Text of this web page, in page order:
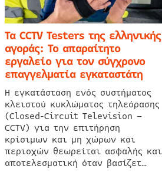
Τα CCTV Testers της ελληνικής
αγοράς: Το απαραίτητο
εργαλείο για τον σύγχρονο
επαγγελματία εγκαταστάτη
Η εγκατάσταση ενός συστήματος
κλειστού κυκλώματος τηλεόρασης
(Closed-Circuit Television –
CCTV) για την επιτήρηση
κρίσιμων και μη χώρων και
περιοχών θεωρείται ασφαλής και
αποτελεσματική όταν βασίζετ…